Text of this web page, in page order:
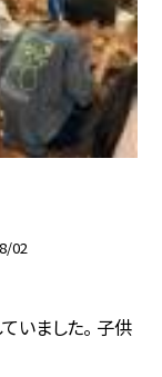
02
いました。 子供